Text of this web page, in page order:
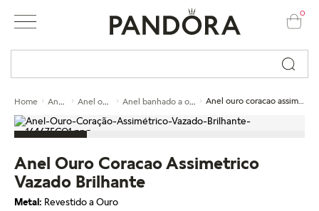
0
Busque por nome ou código...
Home Anel ouro Anel banhado a ouro
Anel Ouro Coracao Assimetrico
Vazado Brilhante
Metal: Revestido a Ouro